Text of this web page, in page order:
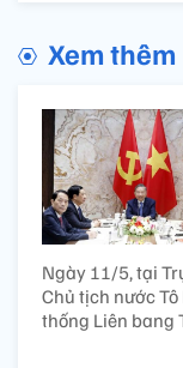
Xem thêm
Ngày 11/5, tại
Chủ tịch nước
thống Liên bang